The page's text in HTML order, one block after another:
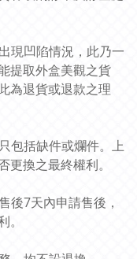
現凹陷情況，此乃一
提取外盒美觀之貨
為退貨或退款之理
包括缺件或爛件。上
換之最終權利。
後7天內申請售後，